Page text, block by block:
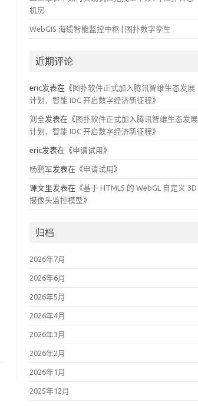
机房
WebGIS 海缆智能监控中枢 | 图扑数字孪生
近期评论
eric发表在《 图扑软件正式加入腾讯智维生态发展
计划，智能 IDC 开启数字经济新征程》
刘全发表在《 图扑软件正式加入腾讯智维生态发展
计划，智能 IDC 开启数字经济新征程》
eric发表在《申请试用 》
杨鹏军发表在《申请试用 》
课文里发表在《基于 HTML5 的 WebGL 自定义 3D
摄像头监控模型》
归档
2026年7月
2026年6月
2026年5月
2026年4月
2026年3月
2026年2月
2026年1月
2025年12月